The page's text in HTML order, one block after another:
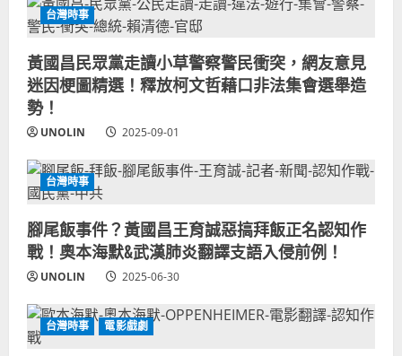
台灣時事
黃國昌民眾黨走讀小草警察警民衝突，網友意見
迷因梗圖精選！釋放柯文哲藉口非法集會選舉造
勢！
UNOLIN 2025-09-01
台灣時事
腳尾飯事件？黃國昌王育誠惡搞拜飯正名認知作
戰！奧本海默&武漢肺炎翻譯支語入侵前例！
UNOLIN 2025-06-30
台灣時事 電影戲劇